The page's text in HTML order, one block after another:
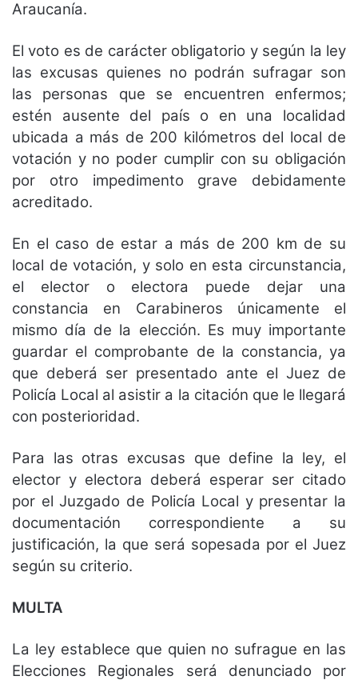
Araucanía.
El voto es de carácter obligatorio y según la ley
las excusas quienes no podrán sufragar son
las personas que se encuentren enfermos;
estén ausente del país o en una localidad
ubicada a más de 200 kilómetros del local de
votación y no poder cumplir con su obligación
por otro impedimento grave debidamente
acreditado.
En el caso de estar a más de 200 km de su
local de votación, y solo en esta circunstancia,
el elector o electora puede dejar una
constancia en Carabineros únicamente el
mismo día de la elección. Es muy importante
guardar el comprobante de la constancia, ya
que deberá ser presentado ante el Juez de
Policía Local al asistir a la citación que le llegará
con posterioridad.
Para las otras excusas que define la ley, el
elector y electora deberá esperar ser citado
por el Juzgado de Policía Local y presentar la
documentación correspondiente a su
justificación, la que será sopesada por el Juez
según su criterio.
MULTA
La ley establece que quien no sufrague en las
Elecciones Regionales será denunciado por